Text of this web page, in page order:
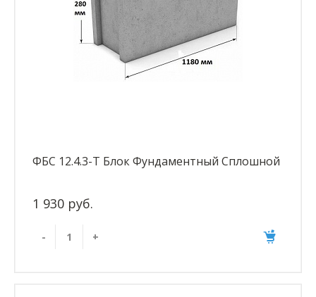
ФБС 12.4.3-Т Блок Фундаментный Сплошной
1 930 руб.
- +